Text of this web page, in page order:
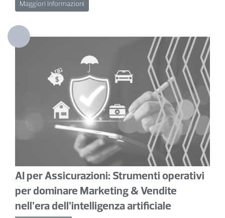
ispirazione per destinazioni, itinerari, attrazioni e noleggi. La
Turismo, ma “chi saprà sfruttarla meglio e prima”. Che tu sia
una catena di hotel, una OTA, un ristorante, un’attrazione
turistica, un bar alla moda …i motori AI sono diventati i
nuovi “concierge invisibili” dei tuoi clienti: rispondono alle
loro domande, confrontano hotel, tour operator e orientano
le decisioni d’acquisto — prima ancora che il cliente veda i
tuoi social, il sito o parli con le tue vendite.
Maggiori Informazioni
AI per Assicurazioni: Strumenti operativi
per dominare Marketing & Vendite
nell’era dell’intelligenza artificiale